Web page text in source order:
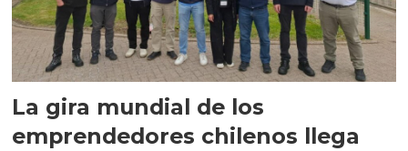
La gira mundial de los
emprendedores chilenos llega